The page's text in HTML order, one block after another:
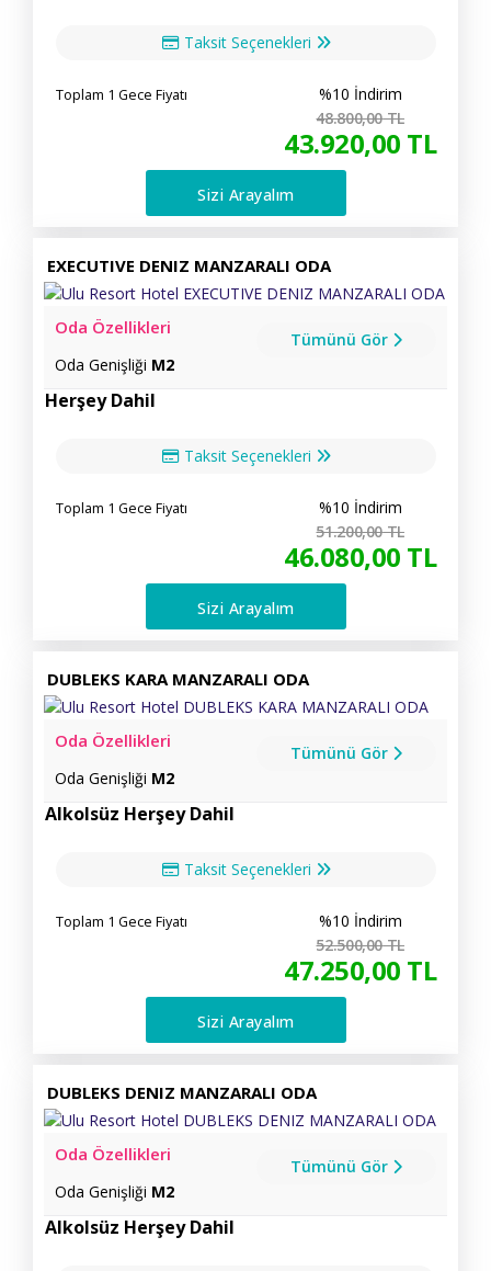
Taksit Seçenekleri
Toplam 1 Gece Fiyatı
%10 İndirim
48.800,00TL
43.920,00 TL
Sizi Arayalım
EXECUTIVE DENIZ MANZARALI ODA
Oda Özellikleri
Oda Genişliği M2
Tümünü Gör
Herşey Dahil
Taksit Seçenekleri
Toplam 1 Gece Fiyatı
%10 İndirim
51.200,00TL
46.080,00 TL
Sizi Arayalım
DUBLEKS KARA MANZARALI ODA
Oda Özellikleri
Oda Genişliği M2
Tümünü Gör
Alkolsüz Herşey Dahil
Taksit Seçenekleri
Toplam 1 Gece Fiyatı
%10 İndirim
52.500,00TL
47.250,00 TL
Sizi Arayalım
DUBLEKS DENIZ MANZARALI ODA
Oda Özellikleri
Oda Genişliği M2
Tümünü Gör
Alkolsüz Herşey Dahil